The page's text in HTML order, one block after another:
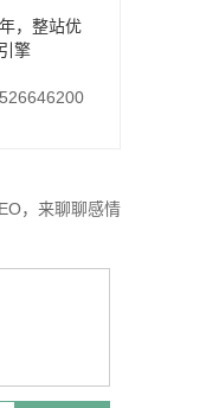
，整站优
擎
，来聊聊感情